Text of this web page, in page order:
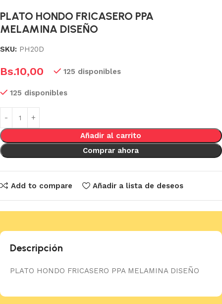
PLATO HONDO FRICASERO PPA
MELAMINA DISEÑO
SKU: PH20D
Bs.10,00 125 disponibles
125 disponibles
Añadir al carrito
Comprar ahora
Add to compare Añadir a lista de deseos
Descripción
PLATO HONDO FRICASERO PPA MELAMINA DISEÑO